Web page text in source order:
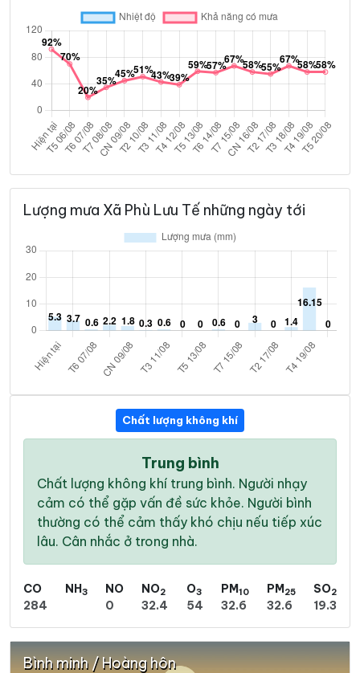
Lượng mưa Xã Phù Lưu Tế những ngày tới
Chất lượng không khí
Trung bình
Chất lượng không khí trung bình. Người nhạy
cảm có thể gặp vấn đề sức khỏe. Người bình
thường có thể cảm thấy khó chịu nếu tiếp xúc
lâu. Cân nhắc ở trong nhà.
CO
284
NH3
NO
0
NO2
32.4
O3
54
PM10
32.6
PM25
32.6
SO2
19.3
Bình minh / Hoàng hôn